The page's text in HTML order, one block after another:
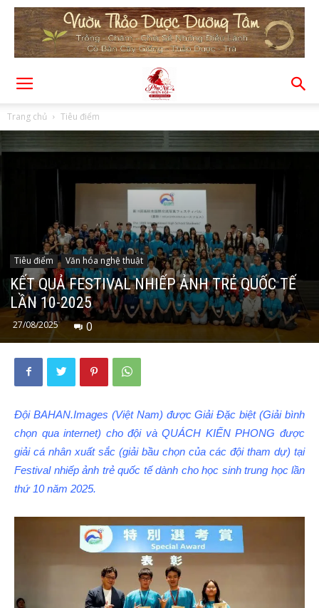
Trang chủ Tiêu điểm
Tiêu điểm Văn hóa nghệ thuật
KẾT QUẢ FESTIVAL NHIẾP ẢNH TRẺ QUỐC TẾ
LẦN 10-2025
27/08/2025 0
Đội BAHAN.Images (Việt Nam) được Giải Đặc biệt (Giải bình
chọn qua internet) cho đội và QUÁCH KIẾN PHONG được
giải cá nhân xuất sắc (giải bầu chọn của các đội tham dự) tại
Festival nhiếp ảnh trẻ quốc tế dành cho học sinh trung học lần
thứ 10 năm 2025.